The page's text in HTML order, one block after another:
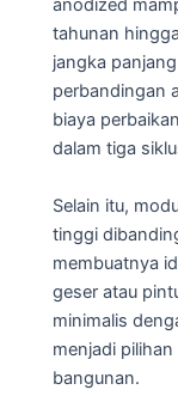
anodized
tahunan
jangka
perbandingan
biaya
dalam tiga
Selain itu,
tinggi
membuatnya
geser atau
minimalis
menjadi
bangunan.